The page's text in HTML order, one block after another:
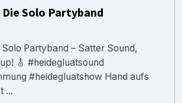
Solo Partyband
Partyband – Satter Sound,
🎸 #heidegluatsound
#heidegluatshow Hand aufs
...